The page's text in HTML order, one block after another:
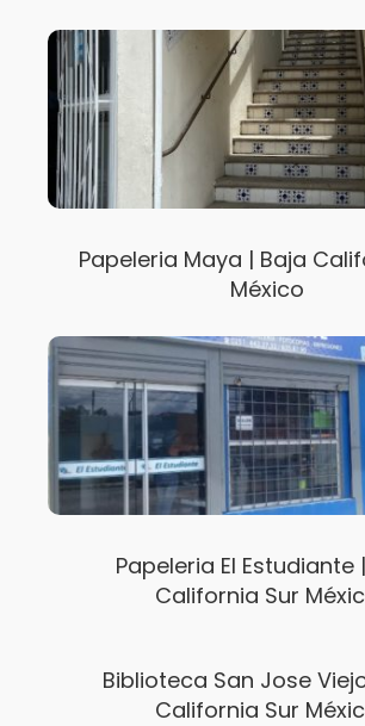
Papeleria Maya | Baja
México
Papeleria El Estudiante
California Sur
Biblioteca San Jose
California Sur